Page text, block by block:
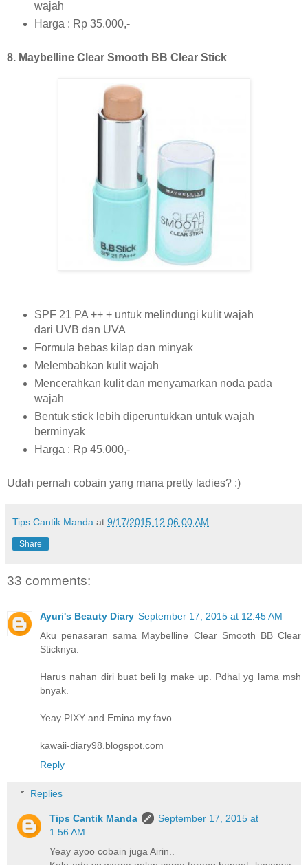
wajah
Harga : Rp 35.000,-
8. Maybelline Clear Smooth BB Clear Stick
SPF 21 PA ++ + untuk melindungi kulit wajah
dari UVB dan UVA
Formula bebas kilap dan minyak
Melembabkan kulit wajah
Mencerahkan kulit dan menyamarkan noda pada
wajah
Bentuk stick lebih diperuntukkan untuk wajah
berminyak
Harga : Rp 45.000,-
Udah pernah cobain yang mana pretty ladies? ;)
Tips Cantik Manda at 9/17/2015 12:06:00 AM
Share
33 comments:
Ayuri's Beauty Diary September 17, 2015 at 12:45 AM
Aku penasaran sama Maybelline Clear Smooth BB Clear
Sticknya.
Harus nahan diri buat beli lg make up. Pdhal yg lama msh
bnyak.
Yeay PIXY and Emina my favo.
kawaii-diary98.blogspot.com
Reply
Replies
Tips Cantik Manda
September 17, 2015 at
1:56 AM
Yeay ayoo cobain juga Airin..